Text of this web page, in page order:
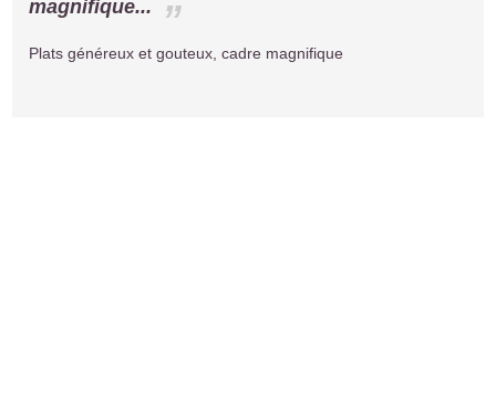
magnifique...
Plats généreux et gouteux, cadre magnifique